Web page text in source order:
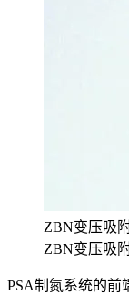
ZBN变压吸
ZBN变压吸
PSA制氮系统的前